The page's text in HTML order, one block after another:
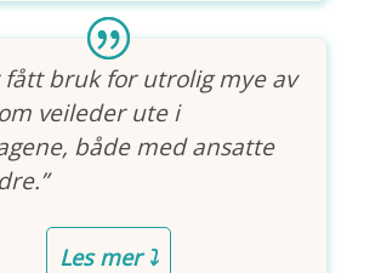
fått bruk for utrolig mye av
veileder ute i
både med ansatte
Les mer ⤵